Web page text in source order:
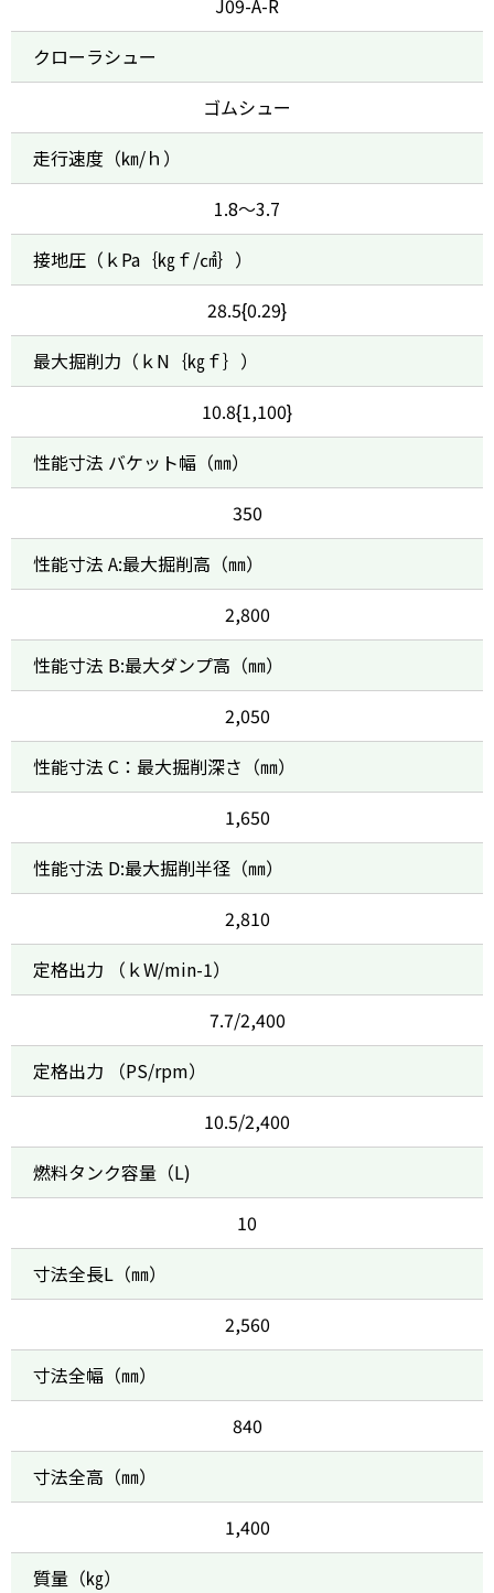
J09-A-R
クローラシュー
ゴムシュー
走行速度（㎞/ｈ）
1.8～3.7
接地圧（ｋPa｛㎏ｆ/㎠｝）
28.5{0.29}
最大掘削力（ｋN｛㎏ｆ｝）
10.8{1,100}
性能寸法 バケット幅（㎜）
350
性能寸法 A:最大掘削高（㎜）
2,800
性能寸法 B:最大ダンプ高（㎜）
2,050
性能寸法 C：最大掘削深さ（㎜）
1,650
性能寸法 D:最大掘削半径（㎜）
2,810
定格出力 （ｋW/min-1）
7.7/2,400
定格出力 （PS/rpm）
10.5/2,400
燃料タンク容量（L)
10
寸法全長L（㎜）
2,560
寸法全幅（㎜）
840
寸法全高（㎜）
1,400
質量（㎏）